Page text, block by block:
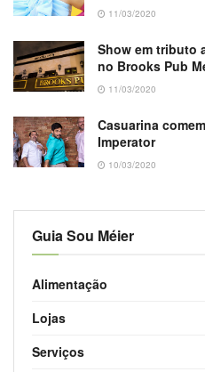
11/03/2020
Show em tributo
no Brooks Pub
11/03/2020
Casuarina
Imperator
10/03/2020
Guia Sou Méier
Alimentação
Lojas
Serviços